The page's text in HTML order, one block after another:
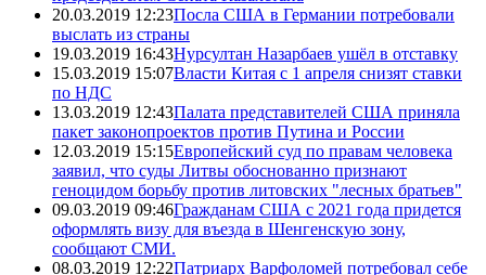
20.03.2019 12:23Посла США в Германии потребовали
выслать из страны
19.03.2019 16:43Нурсултан Назарбаев ушёл в отставку
15.03.2019 15:07Власти Китая с 1 апреля снизят ставки
по НДС
13.03.2019 12:43Палата представителей США приняла
пакет законопроектов против Путина и России
12.03.2019 15:15Европейский суд по правам человека
заявил, что суды Литвы обоснованно признают
геноцидом борьбу против литовских "лесных братьев"
09.03.2019 09:46Гражданам США с 2021 года придется
оформлять визу для въезда в Шенгенскую зону,
сообщают СМИ.
08.03.2019 12:22Патриарх Варфоломей потребовал себе